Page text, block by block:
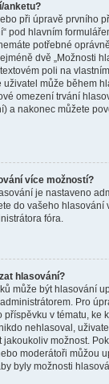
anketu?
při úpravě prvního
pod hlavním
potřebné
dvě „Možnosti
poli na
uživatel může během
omezení trvání
a nakonec můžete
více možností?
je nastaveno
do vašeho hlasování
fóra.
hlasování?
může být hlasování
Pro
v tématu, ke
nehlasoval,
možnost.
moderátoři můžou
byly možnosti